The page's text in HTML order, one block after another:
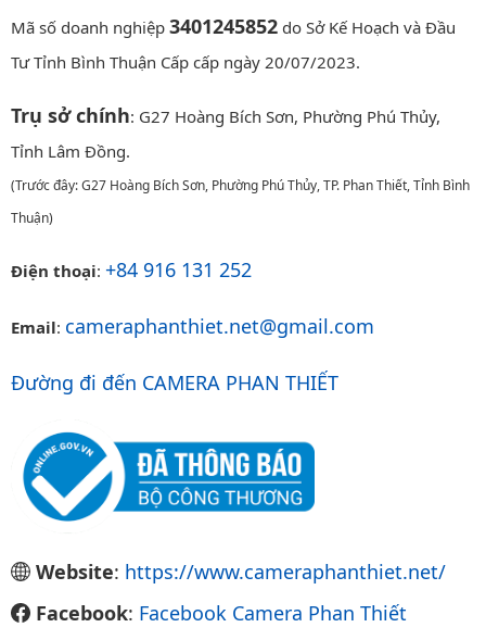
Mã số doanh nghiệp 3401245852 do Sở Kế Hoạch và Đầu
Tư Tỉnh Bình Thuận Cấp cấp ngày 20/07/2023.
Trụ sở chính: G27 Hoàng Bích Sơn, Phường Phú Thủy,
Tỉnh Lâm Đồng.
(Trước đây: G27 Hoàng Bích Sơn, Phường Phú Thủy, TP. Phan Thiết, Tỉnh Bình
Thuận)
Điện thoại: +84 916 131 252
Email: cameraphanthiet.net@gmail.com
Đường đi đến CAMERA PHAN THIẾT
Website: https://www.cameraphanthiet.net/
Facebook: Facebook Camera Phan Thiết